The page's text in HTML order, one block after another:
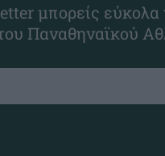
μπορείς εύκολα
του Παναθηναϊκού